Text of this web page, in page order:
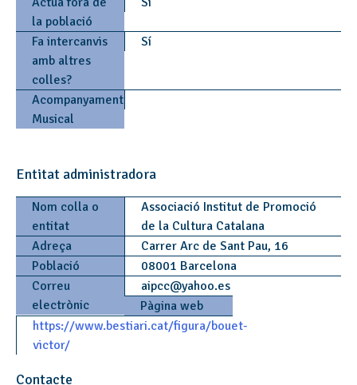
la població
Fa intercanvis
amb altres
colles?
Sí
Acompanyament
Musical
Entitat administradora
Nom colla o
entitat
Associació Institut de Promoció
de la Cultura Catalana
Adreça
Carrer Arc de Sant Pau, 16
Població
08001 Barcelona
Correu
electrònic
aipcc@yahoo.es
Pàgina web
https://www.bestiari.cat/figura/bouet-
victor/
Contacte